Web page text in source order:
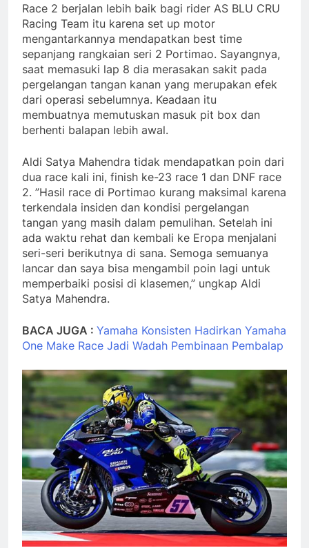
Race 2 berjalan lebih baik bagi rider AS BLU CRU
Racing Team itu karena set up motor
mengantarkannya mendapatkan best time
sepanjang rangkaian seri 2 Portimao. Sayangnya,
saat memasuki lap 8 dia merasakan sakit pada
pergelangan tangan kanan yang merupakan efek
dari operasi sebelumnya. Keadaan itu
membuatnya memutuskan masuk pit box dan
berhenti balapan lebih awal.
Aldi Satya Mahendra tidak mendapatkan poin dari
dua race kali ini, finish ke-23 race 1 dan DNF race
2. ”Hasil race di Portimao kurang maksimal karena
terkendala insiden dan kondisi pergelangan
tangan yang masih dalam pemulihan. Setelah ini
ada waktu rehat dan kembali ke Eropa menjalani
seri-seri berikutnya di sana. Semoga semuanya
lancar dan saya bisa mengambil poin lagi untuk
memperbaiki posisi di klasemen,” ungkap Aldi
Satya Mahendra.
BACA JUGA : Yamaha Konsisten Hadirkan Yamaha
One Make Race Jadi Wadah Pembinaan Pembalap